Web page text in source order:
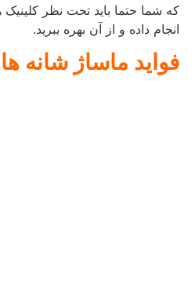
که شما حتما باید تحت نظر کلینیک
انجام داده و از آن بهره ببرید.
فواید ماساژ شانه ها